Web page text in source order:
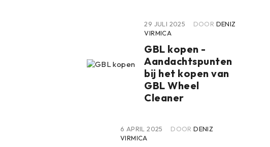
29 JULI 2025 DOOR DENIZ
VIRMICA
GBL kopen -
Aandachtspunten
bij het kopen van
GBL Wheel
Cleaner
6 APRIL 2025 DOOR DENIZ
VIRMICA